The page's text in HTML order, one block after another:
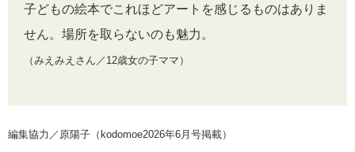
子どもの絵本でこれほどアートを感じるものはありま
せん。場所を取らないのも魅力。
（みえみえさん／12歳女の子ママ）
編集協力／原陽子（kodomoe2026年6月号掲載）